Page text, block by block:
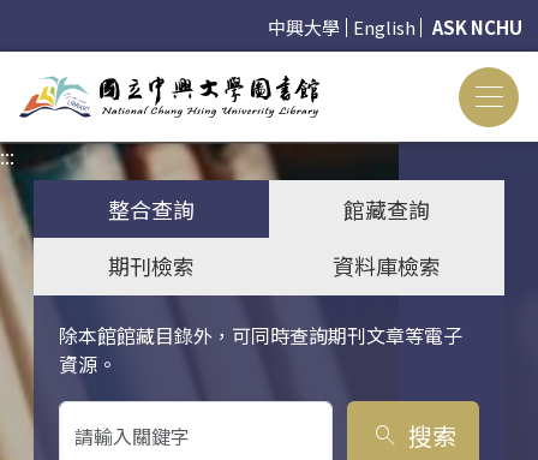
中興大學 English ASK NCHU
:::
整合查詢
館藏查詢
期刊檢索
資料庫檢索
除本館館藏目錄外，可同時查詢期刊文章等電子
資源。
關鍵字搜尋
search 搜索